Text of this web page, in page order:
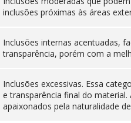
inclusões próximas às áreas
Inclusões internas acentuadas,
transparência, porém com a
Inclusões excessivas. Essa
e transparência final do
apaixonados pela naturalidade